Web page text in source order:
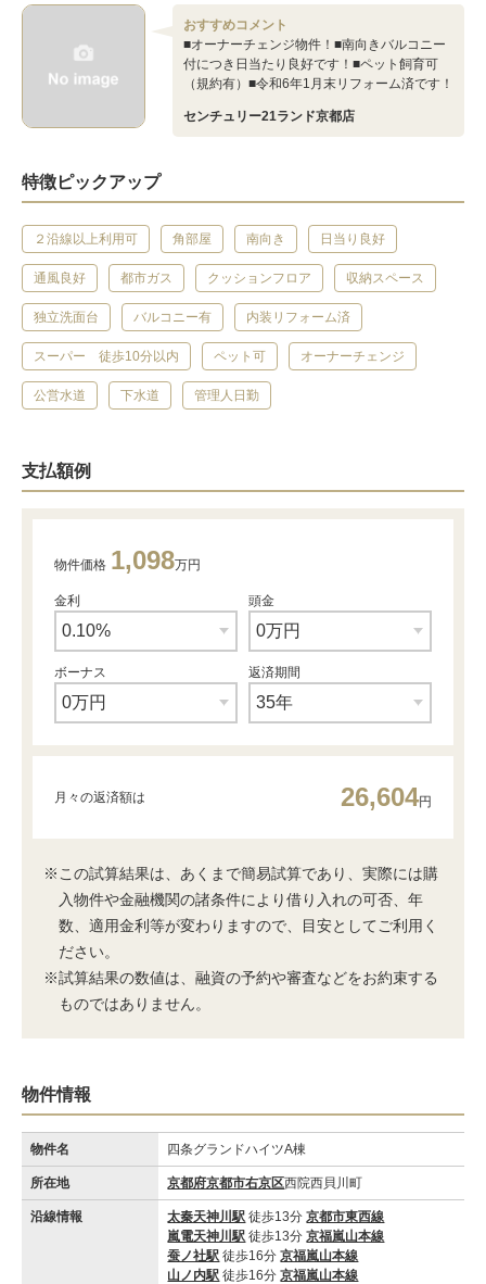
おすすめコメント
■オーナーチェンジ物件！■南向きバルコニー
付につき日当たり良好です！■ペット飼育可
（規約有）■令和6年1月末リフォーム済です！
センチュリー21ランド京都店
特徴ピックアップ
２沿線以上利用可 角部屋 南向き 日当り良好
通風良好 都市ガス クッションフロア 収納スペース
独立洗面台 バルコニー有 内装リフォーム済
スーパー 徒歩10分以内 ペット可 オーナーチェンジ
公営水道 下水道 管理人日勤
支払額例
物件価格 1,098万円
金利 頭金
ボーナス 返済期間
月々の返済額は 26,604円
※この試算結果は、あくまで簡易試算であり、実際には購
入物件や金融機関の諸条件により借り入れの可否、年
数、適用金利等が変わりますので、目安としてご利用く
ださい。
※試算結果の数値は、融資の予約や審査などをお約束する
ものではありません。
物件情報
物件名 四条グランドハイツA棟
所在地 京都府京都市右京区西院西貝川町
沿線情報 太秦天神川駅 徒歩13分京都市東西線
嵐電天神川駅 徒歩13分京福嵐山本線
蚕ノ社駅 徒歩16分京福嵐山本線
山ノ内駅 徒歩16分京福嵐山本線